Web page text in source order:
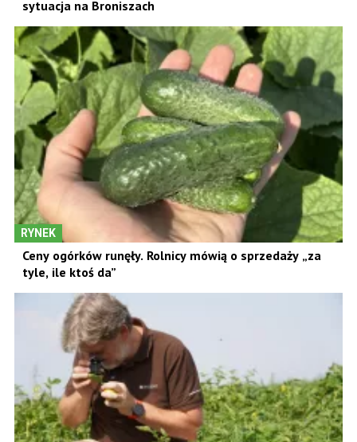
sytuacja na Broniszach
RYNEK
Ceny ogórków runęły. Rolnicy mówią o sprzedaży „za
tyle, ile ktoś da”